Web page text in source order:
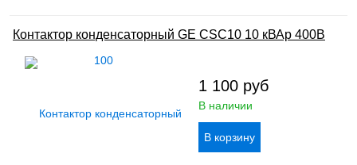
Контактор конденсаторный GE CSC10 10 кВАр 400В
1 100 руб
В наличии